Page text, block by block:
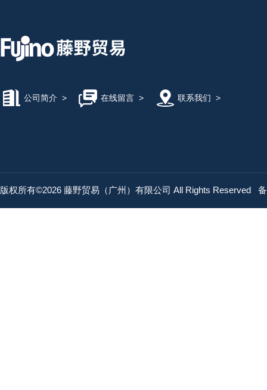
公司简介 > 在线留言> 联系我们 >
版权所有©2026 藤野贸易（广州）有限公司 All Rights Reserved